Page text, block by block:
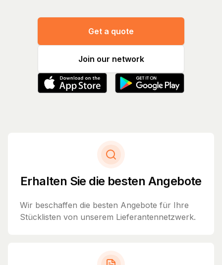
Get a quote
Join our network
Erhalten Sie die besten Angebote
Wir beschaffen die besten Angebote für Ihre
Stücklisten von unserem Lieferantennetzwerk.